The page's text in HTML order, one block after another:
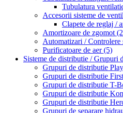
Tubulatura
Accesorii sisteme de
Clapete de reglaj /
Amortizoare de zgomot
Automatizari / Controlere
Purificatoare de aer(5)
Sisteme de distributie / Grupuri
Grupuri de distributie Play
Grupuri de distributie
Grupuri de distributie T-
Grupuri de distributie
Grupuri de distributie
Grupuri de separare